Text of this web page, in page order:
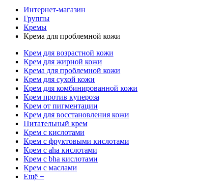
Интернет-магазин
Группы
Кремы
Крема для проблемной кожи
Крем для возрастной кожи
Крем для жирной кожи
Крема для проблемной кожи
Крем для сухой кожи
Крем для комбинированной кожи
Крем против купероза
Крем от пигментации
Крем для восстановления кожи
Питательный крем
Крем с кислотами
Крем с фруктовыми кислотами
Крем с aha кислотами
Крем с bha кислотами
Крем с маслами
Ещё +